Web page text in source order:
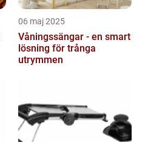
06 maj 2025
Våningssängar - en smart
lösning för trånga
utrymmen